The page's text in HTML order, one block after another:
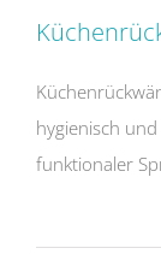
hygienisch
funktionaler